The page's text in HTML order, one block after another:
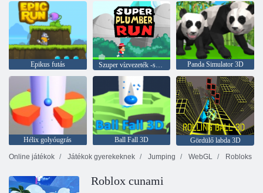
Epikus futás Szuper vízvezeték -szerelő futás Panda Simulator 3D
Hélix golyóugrás Ball Fall 3D
Gördülő labda 3D
Online játékok
Játékok gyerekeknek Jumping WebGL Robloks
Roblox cunami